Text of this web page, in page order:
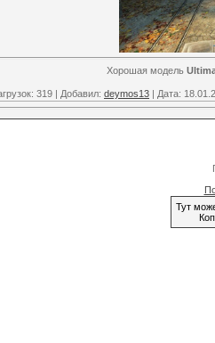
Хорошая модель
319 | Добавил: deymos13 | Дата:
Тут